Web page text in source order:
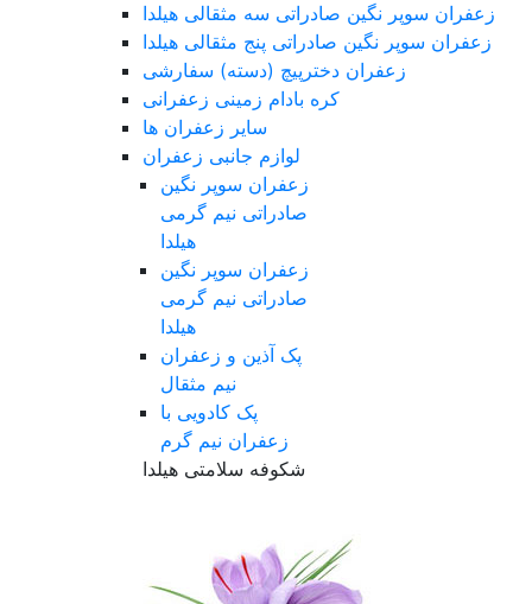
زعفران سوپر نگین صادراتی سه مثقالی هیلدا
زعفران سوپر نگین صادراتی پنج مثقالی هیلدا
زعفران دخترپیچ (دسته) سفارشی
کره بادام زمینی زعفرانی
سایر زعفران ها
لوازم جانبی زعفران
زعفران سوپر نگین
صادراتی نیم گرمی
هیلدا
زعفران سوپر نگین
صادراتی نیم گرمی
هیلدا
پک آذین و زعفران
نیم مثقال
پک کادویی با
زعفران نیم گرم
شکوفه سلامتی هیلدا